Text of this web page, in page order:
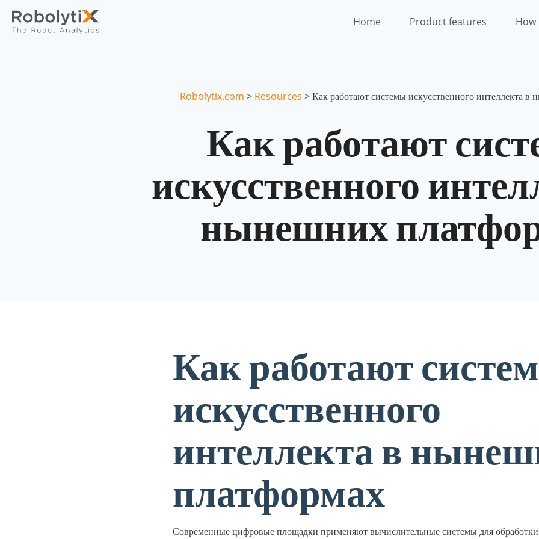
Home Product features How
Robolytix.com > Resources >Как работают системы искусственного интеллекта
Как работают
искусственного
нынешних
Как работают
искусственного
интеллекта в
платформах
Современные цифровые площадки применяют вычислительные системы для